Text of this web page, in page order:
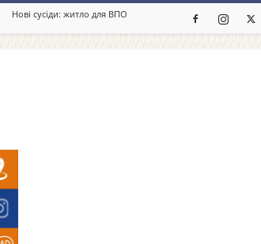
Нові сусіди: житло для ВПО